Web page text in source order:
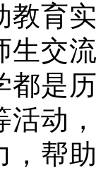
教育
生交
都是
活动
，帮